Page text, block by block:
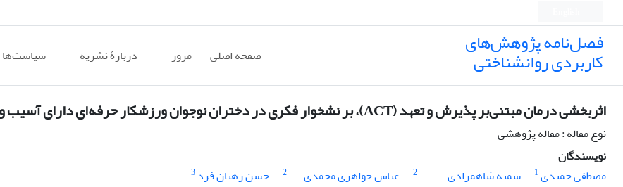
فصل‌نامه پژوهش‌های
کاربردی روانشناختی صفحه اصلی مرور دربارۀ نشریه سیاست‌ها
اثربخشی درمان مبتنی‌بر پذیرش و تعهد (ACT)، بر نشخوار فکری در دختران نوجوان ورزشکار حرفه‌ای دارای آسیب ورزشی
نوع مقاله : مقاله پژوهشی
نویسندگان
مصطفی حمیدی1 سمیه شاهمرادی 2 عباس جواهری محمدی 2 حسن رهبان فرد3